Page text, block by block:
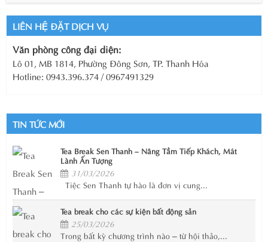
LIÊN HỆ ĐẶT DỊCH VỤ
Văn phòng công đại diện:
Lô 01, MB 1814, Phường Đông Sơn, TP. Thanh Hóa
Hotline: 0943.396.374 / 0967491329
TIN TỨC MỚI
Tea Break Sen Thanh – Nâng Tầm Tiếp Khách, Mát
Lành Ấn Tượng
31/03/2026
Tiệc Sen Thanh tự hào là đơn vị cung...
Tea break cho các sự kiện bất động sản
25/03/2026
Trong bất kỳ chương trình nào – từ hội thảo,...